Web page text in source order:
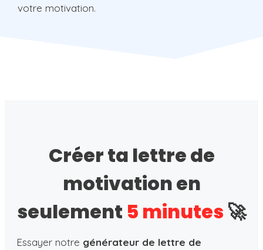
votre motivation.
Créer ta lettre de
motivation en
seulement 5 minutes 🚀
Essayer notre générateur de lettre de